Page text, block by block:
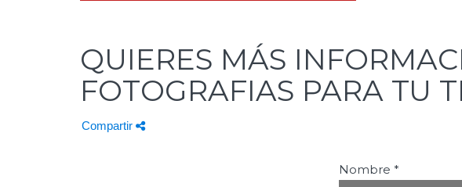
QUIERES MÁS
FOTOGRAFIAS PARA TU
Compartir
Nombre *